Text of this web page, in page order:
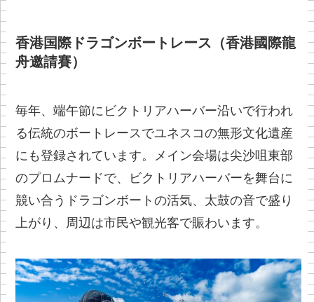
香港国際ドラゴンボートレース（香港國際龍
舟邀請賽）
毎年、端午節にビクトリアハーバー沿いで行われ
る伝統のボートレースでユネスコの無形文化遺産
にも登録されています。メイン会場は尖沙咀東部
のプロムナードで、ビクトリアハーバーを舞台に
競い合うドラゴンボートの活気、太鼓の音で盛り
上がり、周辺は市民や観光客で賑わいます。